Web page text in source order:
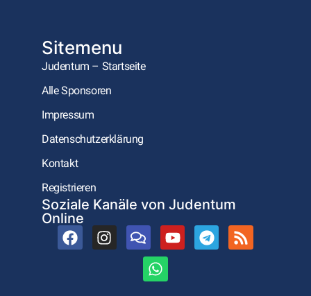
Sitemenu
Judentum – Startseite
Alle Sponsoren
Impressum
Datenschutzerklärung
Kontakt
Registrieren
Soziale Kanäle von Judentum
Online